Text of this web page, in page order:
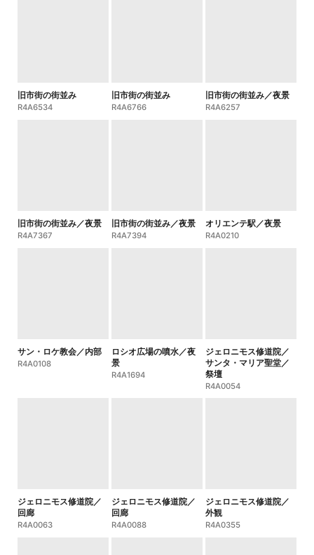
旧市街の街並み
R4A6534
旧市街の街並み
R4A6766
旧市街の街並み／夜景
R4A6257
旧市街の街並み／夜景
R4A7367
旧市街の街並み／夜景
R4A7394
オリエンテ駅／夜景
R4A0210
サン・ロケ教会／内部
R4A0108
ロシオ広場の噴水／夜
景
R4A1694
ジェロニモス修道院／
サンタ・マリア聖堂／
祭壇
R4A0054
ジェロニモス修道院／
回廊
R4A0063
ジェロニモス修道院／
回廊
R4A0088
ジェロニモス修道院／
外観
R4A0355